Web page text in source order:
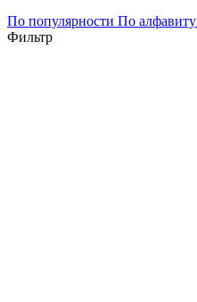
По популярности По алфавиту
Фильтр